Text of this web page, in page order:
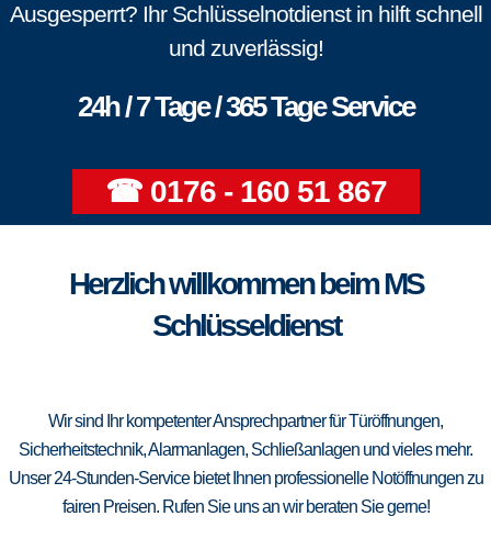
Ausgesperrt? Ihr Schlüsselnotdienst in hilft schnell
und zuverlässig!
24h / 7 Tage / 365 Tage Service
☎ 0176 - 160 51 867
Herzlich willkommen beim MS
Schlüsseldienst
Wir sind Ihr kompetenter Ansprechpartner für Türöffnungen,
Sicherheitstechnik, Alarmanlagen, Schließanlagen und vieles mehr.
Unser 24-Stunden-Service bietet Ihnen professionelle Notöffnungen zu
fairen Preisen. Rufen Sie uns an wir beraten Sie gerne!